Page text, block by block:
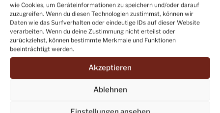
wie Cookies, um Geräteinformationen zu speichern und/oder darauf
zuzugreifen. Wenn du diesen Technologien zustimmst, können wir
Daten wie das Surfverhalten oder eindeutige IDs auf dieser Website
verarbeiten. Wenn du deine Zustimmung nicht erteilst oder
zurückziehst, können bestimmte Merkmale und Funktionen
beeinträchtigt werden.
Akzeptieren
Ablehnen
Verkauf ab Betrieb
in Tübingen-Pfrondorf, Seestrasse 11:
Di – Fr: 16 – 18 Uhr